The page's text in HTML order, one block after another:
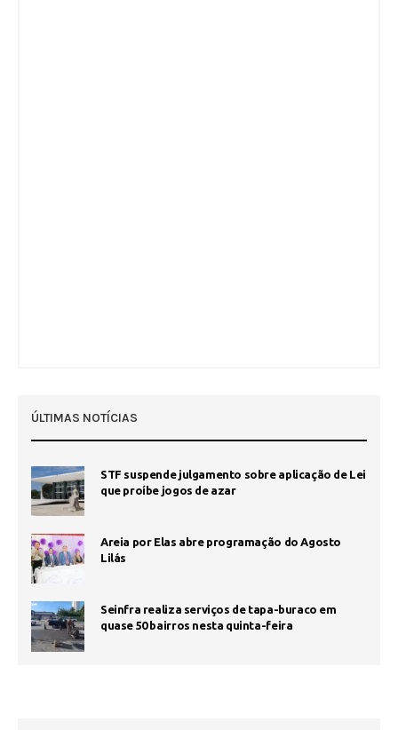
ÚLTIMAS NOTÍCIAS
STF suspende julgamento sobre aplicação de Lei
que proíbe jogos de azar
Areia por Elas abre programação do Agosto
Lilás
Seinfra realiza serviços de tapa-buraco em
quase 50 bairros nesta quinta-feira